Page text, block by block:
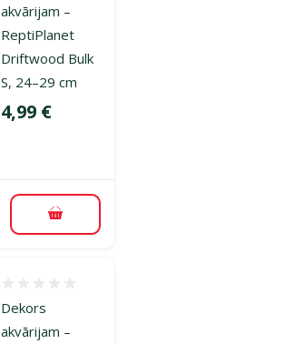
akvārijam –
ReptiPlanet
Driftwood Bulk
S, 24–29 cm
Cena
4,99 €
Pievienot grozam
Dekors
akvārijam –